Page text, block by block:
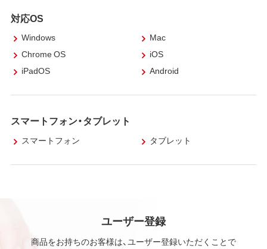
対応OS
Windows
Mac
Chrome OS
iOS
iPadOS
Android
スマートフォン・タブレット
スマートフォン タブレット
ユーザー登録
商品をお持ちのお客様は、ユーザー登録いただくことで